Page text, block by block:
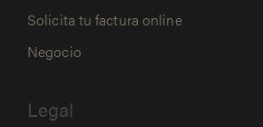
Solicita tu factura online
Negocio
Legal